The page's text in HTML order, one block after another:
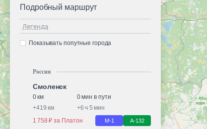
Подробный маршрут
Легенда
Показывать попутные города
Россия
Смоленск
0 км
0 мин в пути
+419 км +6 ч 5 мин
1 758 ₽ за Платон
М-1 А-132